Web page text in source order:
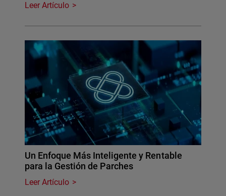
Leer Artículo
Un Enfoque Más Inteligente y Rentable
para la Gestión de Parches
Leer Artículo